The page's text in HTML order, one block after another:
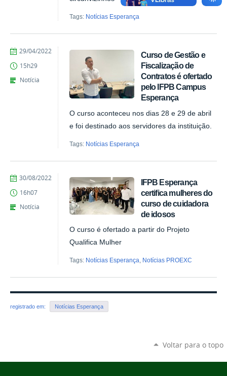
Tags: Notícias Esperança
Curso de Gestão e
Fiscalização de
Contratos é ofertado
pelo IFPB Campus
Esperança
O curso aconteceu nos dias 28 e 29 de abril
e foi destinado aos servidores da instituição.
Tags: Notícias Esperança
by
Published
29/04/2022
15h29
Notícia
IFPB Esperança
certifica mulheres do
curso de cuidadora
de idosos
O curso é ofertado a partir do Projeto
Qualifica Mulher
Tags: Notícias Esperança, Notícias PROEXC
by
Published
30/08/2022
16h07
Notícia
registrado em: Notícias Esperança
Voltar para o topo